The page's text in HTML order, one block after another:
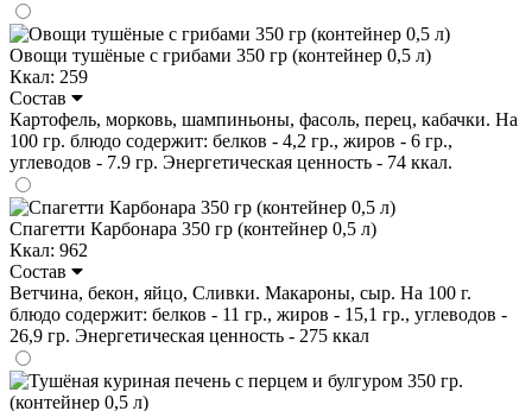
Овощи тушёные с грибами 350 гр (контейнер 0,5 л)
Ккал: 259
Состав
Картофель, морковь, шампиньоны, фасоль, перец, кабачки. На
100 гр. блюдо содержит: белков - 4,2 гр., жиров - 6 гр.,
углеводов - 7.9 гр. Энергетическая ценность - 74 ккал.
Спагетти Карбонара 350 гр (контейнер 0,5 л)
Ккал: 962
Состав
Ветчина, бекон, яйцо, Сливки. Макароны, сыр. На 100 г.
блюдо содержит: белков - 11 гр., жиров - 15,1 гр., углеводов -
26,9 гр. Энергетическая ценность - 275 ккал